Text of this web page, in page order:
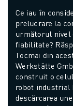
Ce iau în
prelucrare la
următorul nivel
fiabilitate?
Tocmai din
Werkstätte
construit o
robot industrial
descărcarea